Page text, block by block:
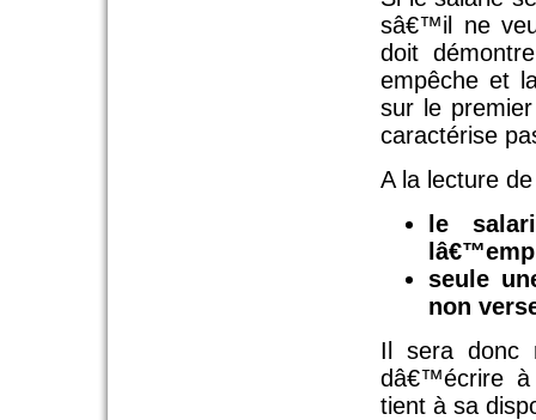
sâ€™il ne
doit
empêche et
sur le
caractérise
A la lecture
le
seule
non
Il sera donc
dâ€™écrire
tient à sa